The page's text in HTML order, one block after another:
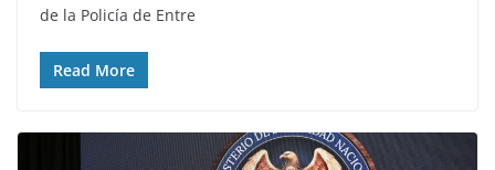
de la Policía de Entre
Read More